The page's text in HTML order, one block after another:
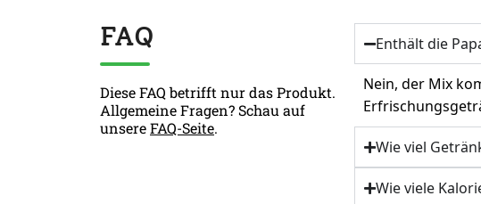
FAQ
Diese FAQ betrifft nur das Produkt.
Allgemeine Fragen? Schau auf
unsereFAQ-Seite.
Enthält die
Nein, der Mix
Wie viel
Wie viele